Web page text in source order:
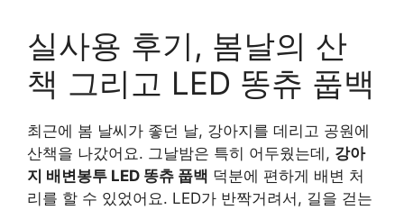
실사용 후기, 봄날의 산
책 그리고 LED 똥츄 풉백
최근에 봄 날씨가 좋던 날, 강아지를 데리고 공원에
산책을 나갔어요. 그날밤은 특히 어두웠는데, 강아
지 배변봉투 LED 똥츄 풉백 덕분에 편하게 배변 처
리를 할 수 있었어요. LED가 반짝거려서, 길을 걷는